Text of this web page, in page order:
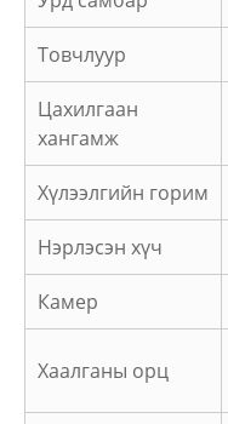
Товчлуур
Цахилгаан
хангамж
Хүлээлгийн горим
Нэрлэсэн хүч
Камер
Хаалганы орц